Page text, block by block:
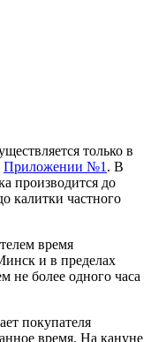
только в
Приложении №1 . В
производится до
калитки частного
время
и в пределах
не более одного часа
покупателя
время. На кануне